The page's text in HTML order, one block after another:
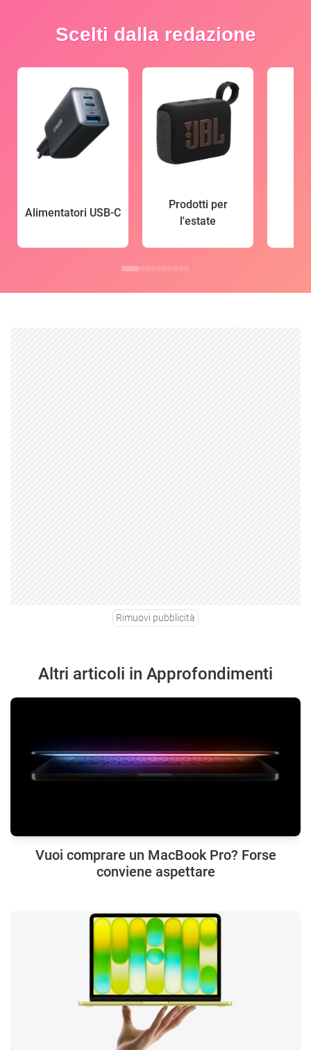
Scelti dalla redazione
Alimentatori USB-C
Prodotti per
l'estate
Rimuovi pubblicità
Altri articoli in Approfondimenti
Vuoi comprare un MacBook Pro? Forse
conviene aspettare